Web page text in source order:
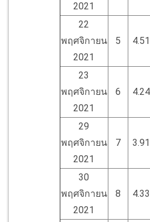
2021
22
พฤศจิกายน
2021
5
23
พฤศจิกายน
2021
6
29
พฤศจิกายน
2021
7
30
พฤศจิกายน
2021
8